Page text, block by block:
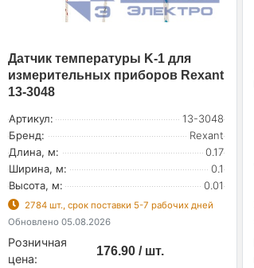
Датчик температуры K-1 для
измерительных приборов Rexant
13-3048
Артикул:
13-3048
Бренд:
Rexant
Длина, м:
0.17
Ширина, м:
0.1
Высота, м:
0.01
2784 шт., срок поставки 5-7 рабочих дней
Обновлено 05.08.2026
Розничная
цена:
176.90 / шт.